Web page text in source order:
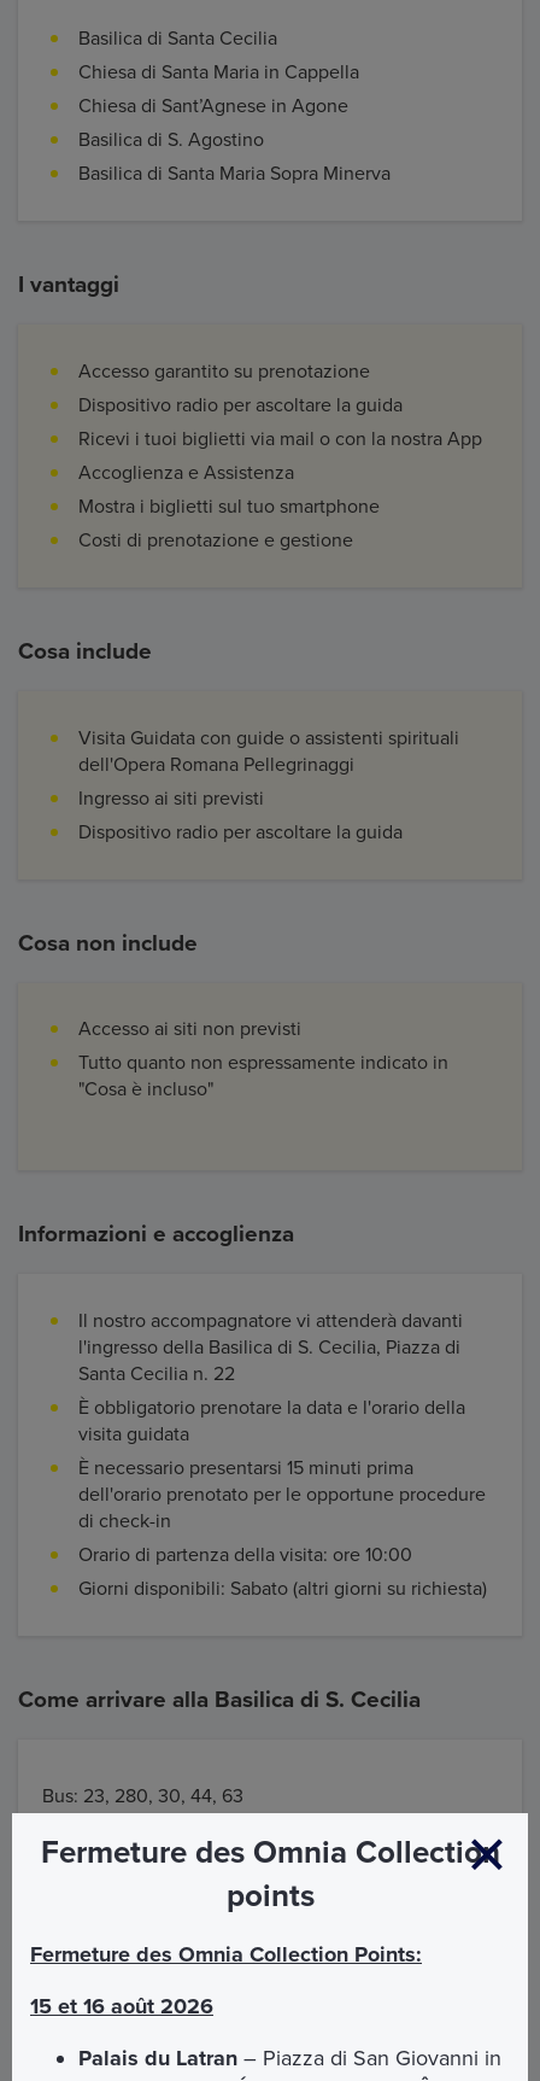
Basilica di Santa Cecilia
Chiesa di Santa Maria in Cappella
Chiesa di Sant’Agnese in Agone
Basilica di S. Agostino
Basilica di Santa Maria Sopra Minerva
I vantaggi
Accesso garantito su prenotazione
Dispositivo radio per ascoltare la guida
Ricevi i tuoi biglietti via mail o con la nostra App
Accoglienza e Assistenza
Mostra i biglietti sul tuo smartphone
Costi di prenotazione e gestione
Cosa include
Visita Guidata con guide o assistenti spirituali
dell'Opera Romana Pellegrinaggi
Ingresso ai siti previsti
Dispositivo radio per ascoltare la guida
Cosa non include
Accesso ai siti non previsti
Tutto quanto non espressamente indicato in
"Cosa è incluso"
Informazioni e accoglienza
Il nostro accompagnatore vi attenderà davanti
l'ingresso della Basilica di S. Cecilia, Piazza di
Santa Cecilia n. 22
È obbligatorio prenotare la data e l'orario della
visita guidata
È necessario presentarsi 15 minuti prima
dell'orario prenotato per le opportune procedure
di check-in
Orario di partenza della visita: ore 10:00
Giorni disponibili: Sabato (altri giorni su richiesta)
Come arrivare alla Basilica di S. Cecilia
Bus: 23, 280, 30, 44, 63
Points d'intérêt
Fermeture des Omnia Collection
points
Fermeture des Omnia Collection Points:
15 et 16 août 2026
Palais du Latran – Piazza di San Giovanni in